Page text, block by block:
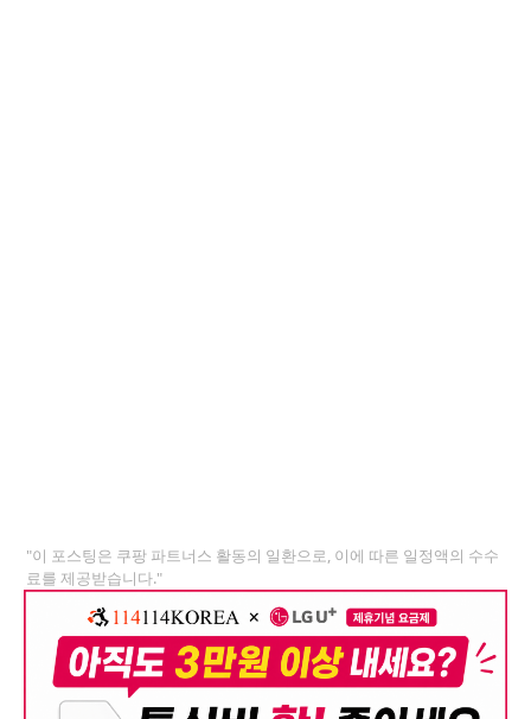
"이 포스팅은 쿠팡 파트너스 활동의 일환으로, 이에 따른 일정액의 수수
료를 제공받습니다."